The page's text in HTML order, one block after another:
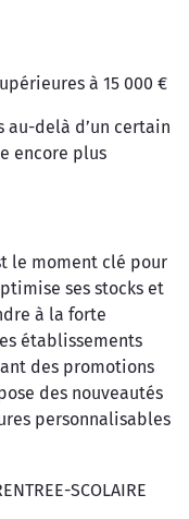
à 15 000 €
au-delà d’un certain
encore plus
le moment clé pour
ses stocks et
à la forte
établissements
des promotions
des nouveautés
personnalisables